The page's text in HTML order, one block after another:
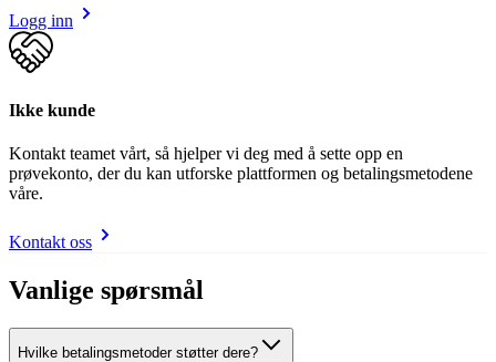
Logg inn
Ikke kunde
Kontakt teamet vårt, så hjelper vi deg med å sette opp en
prøvekonto, der du kan utforske plattformen og betalingsmetodene
våre.
Kontakt oss
Vanlige spørsmål
Hvilke betalingsmetoder støtter dere?